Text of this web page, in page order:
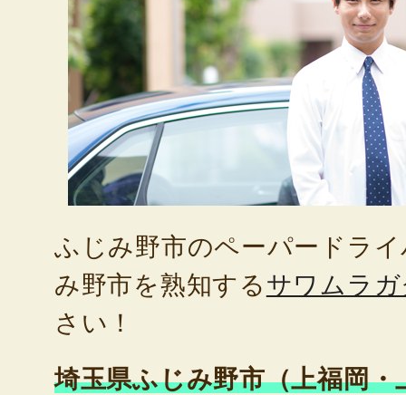
ふじみ野市のペーパードラ
み野市を熟知するサワムラ
さい！
埼玉県ふじみ野市（上福岡・